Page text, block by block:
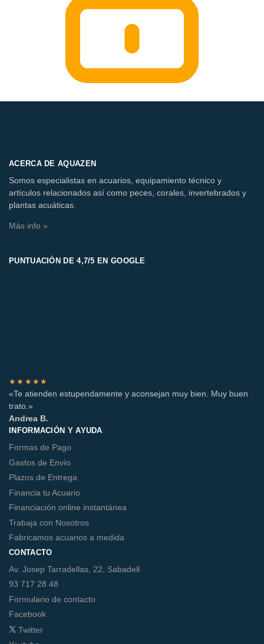
ACERCA DE AQUAZEN
Somos especialistas en acuarios, equipamiento técnico y
artículos relacionados así como peces, corales, invertebrados y
plantas acuáticas.
Más info »
PUNTUACIÓN DE 4,7/5 EN GOOGLE
★★★★★
«Te atienden estupendamente y aconsejan muy bien. Muy buen
trato.»
Andrea B.
INFORMACIÓN Y AYUDA
Formas de Pago
Gastos de Envío
Plazos de Entrega
Financia tu Acuario
Financiación online instantánea
Trabaja con Nosotros
Fabricamos acuarios a medida
CONTACTO
Av. Josep Tarradellas, 22, Sabadell
93 717 28 48
Formulario de contacto
Facebook
Twitter